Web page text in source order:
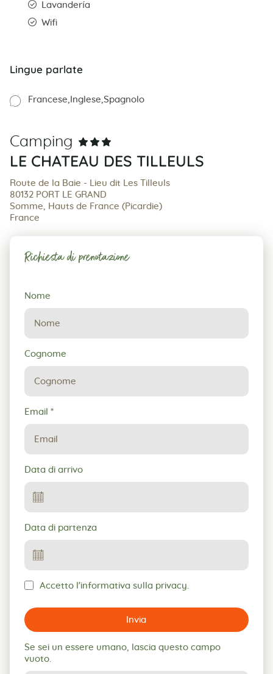
Lavandería
Wifi
Lingue parlate
Francese Inglese Spagnolo
Camping
LE CHATEAU DES TILLEULS
Route de la Baie - Lieu dit Les Tilleuls
80132 PORT LE GRAND
Somme, Hauts de France (Picardie)
France
Richiesta di prenotazione
Richiesta
di
prenotazione
Nome
Cognome
Email *
Data di arrivo
Data di partenza
Accetto l'informativa sulla privacy.
Invia
Se sei un essere umano, lascia questo campo
vuoto.